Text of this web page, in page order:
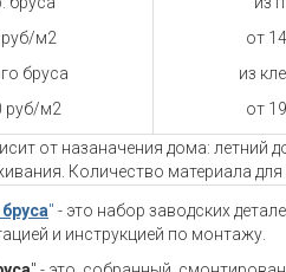
руб/м2
бруса
руб/м2
от
из
от
от назаначения дома:
Количество материала
" - это набор заводских
и инструкцией по монтажу.